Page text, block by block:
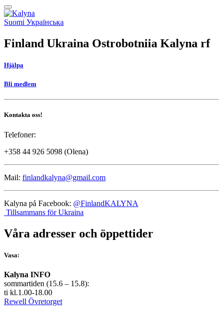
Tillbaka
upp
Social
Suomi Українська
Finland Ukraina Ostrobotniia Kalyna rf
Hjälpa
Bli medlem
Kontakta oss!
Telefoner:
+358 44 926 5098 (Olena)
Mail: finlandkalyna@gmail.com
Kalyna på Facebook: @FinlandKALYNA
Tillsammans för Ukraina
Våra adresser och öppettider
Vasa:
Kalyna INFO
sommartiden (15.6 – 15.8):
ti kl.1.00-18.00
Rewell Övretorget